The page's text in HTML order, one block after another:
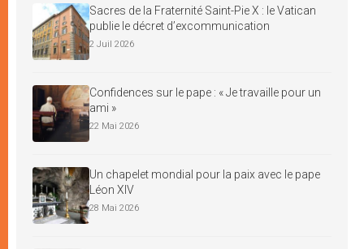
Sacres de la Fraternité Saint-Pie X : le Vatican
publie le décret d’excommunication
2 Juil 2026
Confidences sur le pape : « Je travaille pour un
ami »
22 Mai 2026
Un chapelet mondial pour la paix avec le pape
Léon XIV
28 Mai 2026